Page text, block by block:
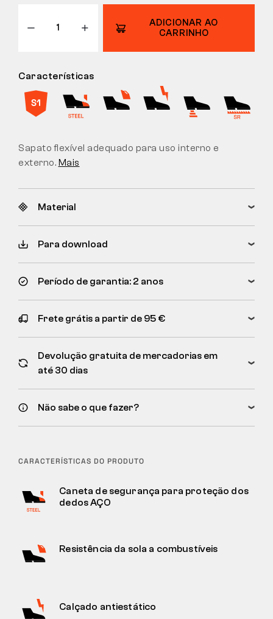
ADICIONAR AO
CARRINHO
Características
Sapato flexível adequado para uso interno e
externo. Mais
Material
Para download
Período de garantia: 2 anos
Frete grátis a partir de 95 €
Devolução gratuita de mercadorias em
até 30 dias
Não sabe o que fazer?
CARACTERÍSTICAS DO PRODUTO
Caneta de segurança para proteção dos
dedos AÇO
Resistência da sola a combustíveis
Calçado antiestático